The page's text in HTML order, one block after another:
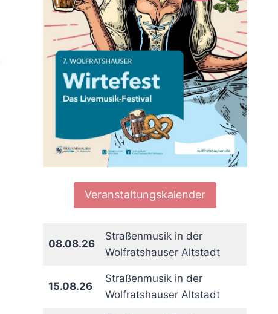
Veranstaltungskalender
08.08.26
Straßenmusik in der
Wolfratshauser Altstadt
15.08.26
Straßenmusik in der
Wolfratshauser Altstadt